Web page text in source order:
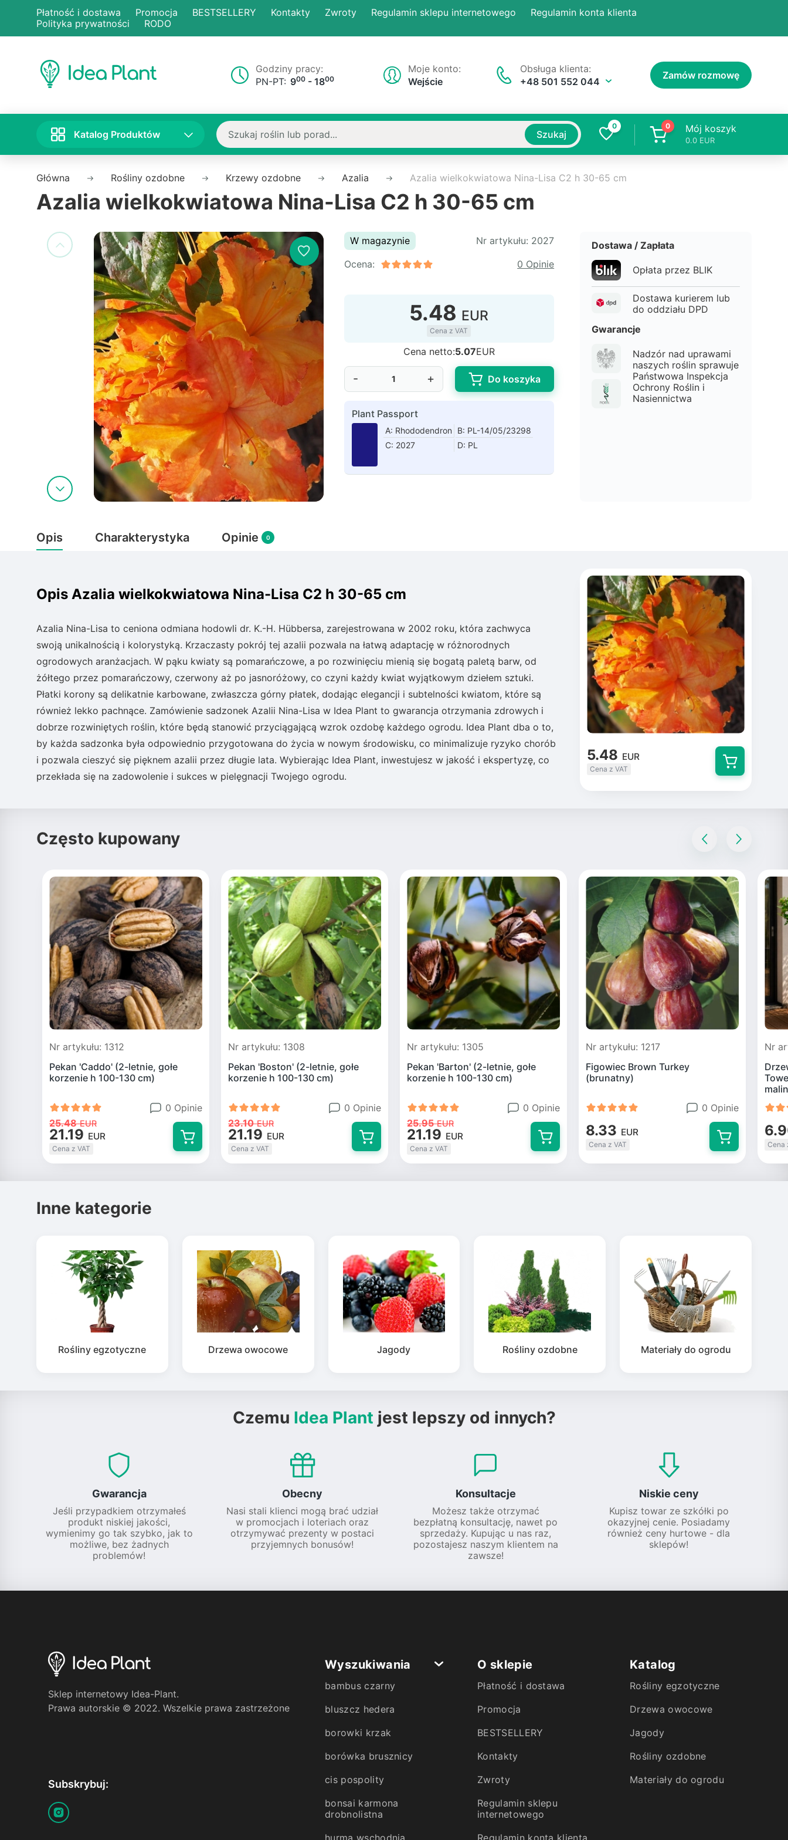
Płatność i dostawa Promocja BESTSELLERY Kontakty Zwroty Regulamin sklepu internetowego
Regulamin konta klienta
Polityka prywatności
RODO
Godziny pracy:
PN-PT: 900 - 1800
Obsługa klienta:
+48 501 552 044
Moje konto:
Wejście
Zamów rozmowę
Katalog Produktów Szukaj
0 0 Mój koszyk
0.0 EUR
Główna Rośliny ozdobne Krzewy ozdobne Azalia Azalia wielkokwiatowa Nina-Lisa C2 h 30-65 cm
Azalia wielkokwiatowa Nina-Lisa C2 h 30-65 cm
W magazynie Nr artykułu: 2027
Ocena:
0 Opinie
5.48 EUR
Cena z VAT
Cena netto:5.07EUR
- + Do koszyka
Plant Passport
A: Rhododendron
B: PL-14/05/23298
C: 2027
D: PL
Dostawa / Zapłata
Opłata przez BLIK
Dostawa kurierem lub
do oddziału DPD
Gwarancje
Nadzór nad uprawami
naszych roślin sprawuje
Państwowa Inspekcja
Ochrony Roślin i
Nasiennictwa
Opis Charakterystyka Opinie 0
Opis Azalia wielkokwiatowa Nina-Lisa C2 h 30-65 cm
Azalia Nina-Lisa to ceniona odmiana hodowli dr. K.-H. Hübbersa, zarejestrowana w 2002 roku, która zachwyca
swoją unikalnością i kolorystyką. Krzaczasty pokrój tej azalii pozwala na łatwą adaptację w różnorodnych
ogrodowych aranżacjach. W pąku kwiaty są pomarańczowe, a po rozwinięciu mienią się bogatą paletą barw, od
żółtego przez pomarańczowy, czerwony aż po jasnoróżowy, co czyni każdy kwiat wyjątkowym dziełem sztuki.
Płatki korony są delikatnie karbowane, zwłaszcza górny płatek, dodając elegancji i subtelności kwiatom, które są
również lekko pachnące. Zamówienie sadzonek Azalii Nina-Lisa w Idea Plant to gwarancja otrzymania zdrowych i
dobrze rozwiniętych roślin, które będą stanowić przyciągającą wzrok ozdobę każdego ogrodu. Idea Plant dba o to,
by każda sadzonka była odpowiednio przygotowana do życia w nowym środowisku, co minimalizuje ryzyko chorób
i pozwala cieszyć się pięknem azalii przez długie lata. Wybierając Idea Plant, inwestujesz w jakość i ekspertyzę, co
przekłada się na zadowolenie i sukces w pielęgnacji Twojego ogrodu.
5.48 EUR
Cena z VAT
Często kupowany
Nr artykułu: 1312
Pekan 'Caddo' (2-letnie, gołe
korzenie h 100-130 cm)
0 Opinie
25.48 EUR
21.19 EUR
Cena z VAT
Nr artykułu: 1308
Pekan 'Boston' (2-letnie, gołe
korzenie h 100-130 cm)
0 Opinie
23.10 EUR
21.19 EUR
Cena z VAT
Nr artykułu: 1305
Pekan 'Barton' (2-letnie, gołe
korzenie h 100-130 cm)
0 Opinie
25.95 EUR
21.19 EUR
Cena z VAT
Nr artykułu: 1217
Figowiec Brown Turkey
(brunatny)
0 Opinie
8.33 EUR
Cena z VAT
Nr
Cena
Inne kategorie
Rośliny egzotyczne Drzewa owocowe Jagody Rośliny ozdobne Materiały do ogrodu
Czemu Idea Plant jest lepszy od innych?
Gwarancja
Jeśli przypadkiem otrzymałeś
produkt niskiej jakości,
wymienimy go tak szybko, jak to
możliwe, bez żadnych
problemów!
Obecny
Nasi stali klienci mogą brać udział
w promocjach i loteriach oraz
otrzymywać prezenty w postaci
przyjemnych bonusów!
Konsultacje
Możesz także otrzymać
bezpłatną konsultację, nawet po
sprzedaży. Kupując u nas raz,
pozostajesz naszym klientem na
zawsze!
Niskie ceny
Kupisz towar ze szkółki po
okazyjnej cenie. Posiadamy
również ceny hurtowe - dla
sklepów!
Sklep internetowy Idea-Plant.
Prawa autorskie © 2022. Wszelkie prawa zastrzeżone
Subskrybuj:
Wyszukiwania
bambus czarny
bluszcz hedera
borowki krzak
borówka brusznicy
cis pospolity
bonsai karmona
drobnolistna
hurma wschodnia
O sklepie
Płatność i dostawa
Promocja
BESTSELLERY
Kontakty
Zwroty
Regulamin sklepu
internetowego
Regulamin konta klienta
Katalog
Rośliny egzotyczne
Drzewa owocowe
Jagody
Rośliny ozdobne
Materiały do ogrodu